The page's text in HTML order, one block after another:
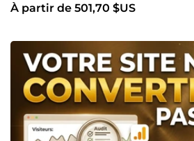
votre site
À partir de 501,70 $US